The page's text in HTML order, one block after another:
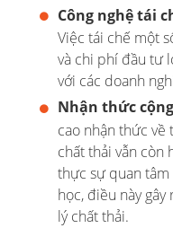
Công nghệ tái
Việc tái chế một
và chi phí đầu tư
với các doanh
Nhận thức
cao nhận thức về
chất thải vẫn còn
thực sự quan tâm
học, điều này
lý chất thải.